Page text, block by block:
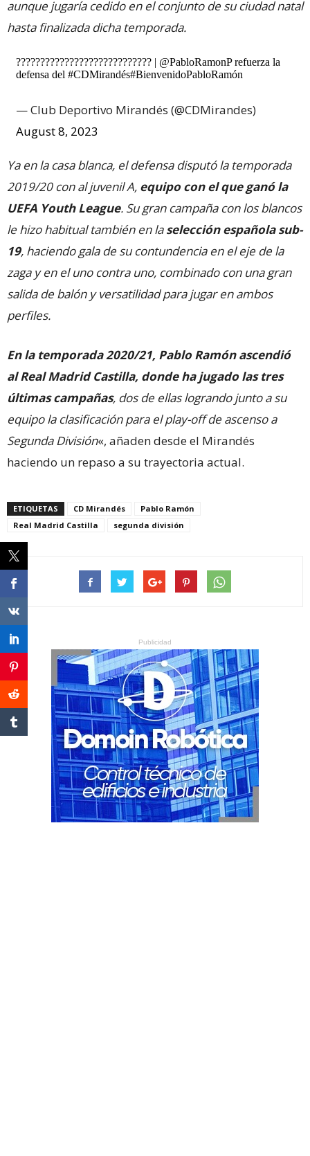
aunque jugaría cedido en el conjunto de su ciudad natal
hasta finalizada dicha temporada.
???????????????????????????? | @PabloRamonPrefuerza la
defensa del #CDMirandés#BienvenidoPabloRamón
— Club Deportivo Mirandés (@CDMirandes)
August 8, 2023
Ya en la casa blanca, el defensa disputó la temporada
2019/20 con al juvenil A, equipo con el que ganó la
UEFA Youth League. Su gran campaña con los blancos
le hizo habitual también en laselección española sub-
19, haciendo gala de su contundencia en el eje de la
zaga y en el uno contra uno, combinado con una gran
salida de balón y versatilidad para jugar en ambos
perfiles.
En la temporada 2020/21, Pablo Ramón ascendió
al Real Madrid Castilla, donde ha jugado las tres
últimas campañas, dos de ellas logrando junto a su
equipo la clasificación para el play-off de ascenso a
Segunda División«, añaden desde el Mirandés
haciendo un repaso a su trayectoria actual.
ETIQUETAS CD Mirandés
Pablo Ramón
Real Madrid Castilla
segunda división
Publicidad